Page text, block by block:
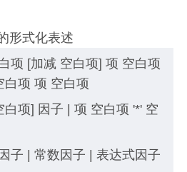
形式化表述
[加减 空白项] 项 空白项
白项 项 空白项
项] 因子 | 项 空白项 '*' 空
子 | 常数因子 | 表达式因子